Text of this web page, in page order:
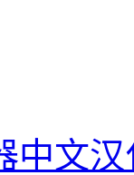
中文